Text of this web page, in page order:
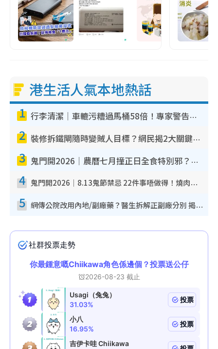
港生活人氣本地熱話
1 行李清潔｜車轆污糟過馬桶58倍！專家警告忌用酒精抹 教1招免污手除菌
2 裝修拆鐵閘隨時變賊人目標？網民揭2大關鍵用途：裝新式等於白裝？附新舊鐵閘分別
3 鬼門開2026｜農曆七月撞正日全食特別邪？專家警告切忌做一事！揭4大禁忌+2招保平安
4 鬼門開2026｜8.13鬼節禁忌 22件事唔做得！燒肉、刺身要少食？半夜勿吹口哨/打呢個電話
5 網傳公院改用內地/副廠藥？醫生拆解正副廠分別 揭4類人換藥隨時出事